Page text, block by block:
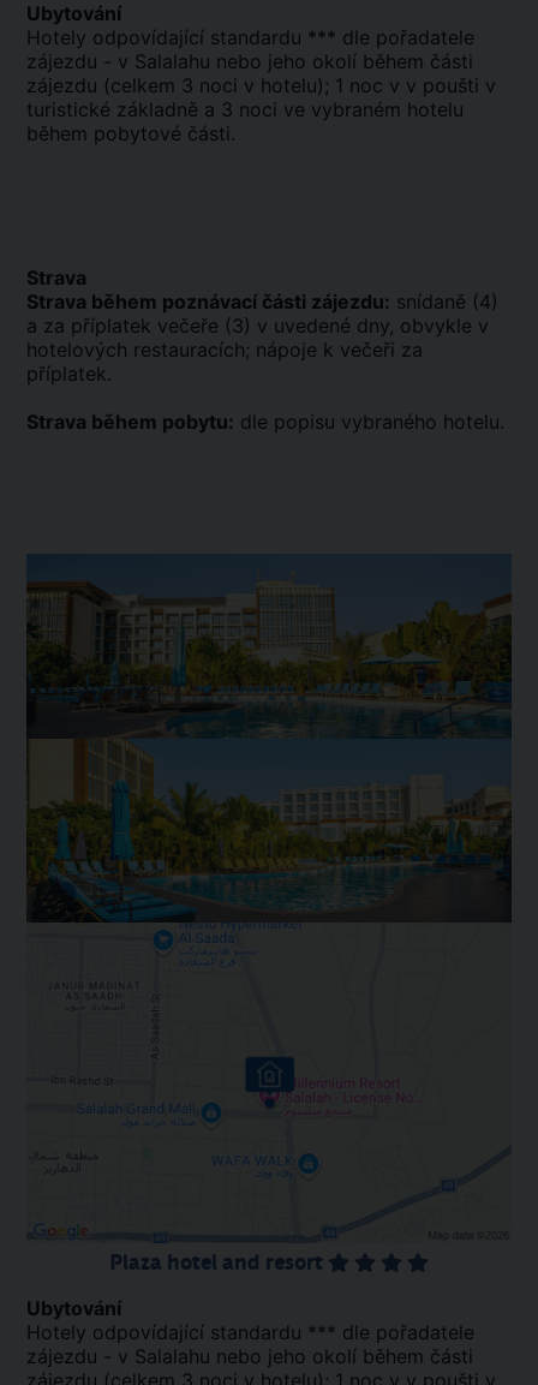
Ubytování
Hotely odpovídající standardu *** dle pořadatele
zájezdu - v Salalahu nebo jeho okolí během části
zájezdu (celkem 3 noci v hotelu); 1 noc v v poušti v
turistické základně a 3 noci ve vybraném hotelu
během pobytové části.
Strava
Strava během poznávací části zájezdu: snídaně (4)
a za příplatek večeře (3) v uvedené dny, obvykle v
hotelových restauracích; nápoje k večeři za
příplatek.
Strava během pobytu: dle popisu vybraného hotelu.
Plaza hotel and resort
Ubytování
Hotely odpovídající standardu *** dle pořadatele
zájezdu - v Salalahu nebo jeho okolí během části